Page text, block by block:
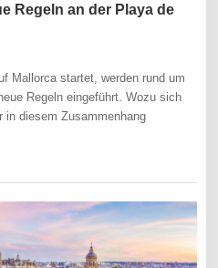
Regeln an der Playa de
Mallorca startet, werden rund um
Regeln eingeführt. Wozu sich
in diesem Zusammenhang